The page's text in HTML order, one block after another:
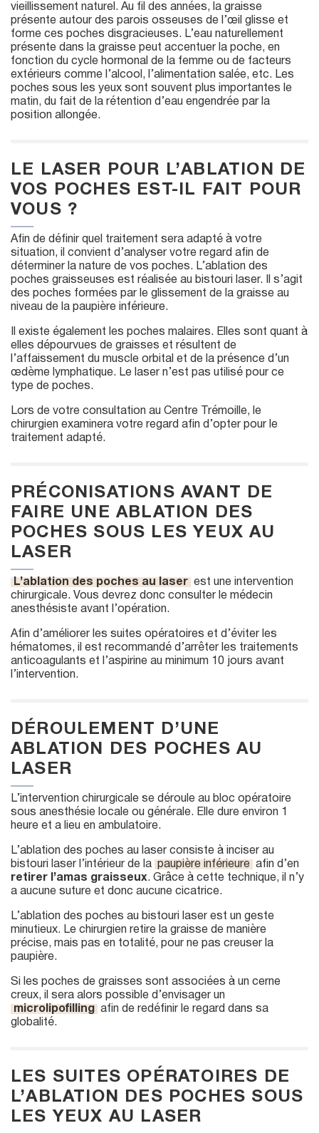
vieillissement naturel. Au fil des années, la graisse
présente autour des parois osseuses de l’œil glisse et
forme ces poches disgracieuses. L’eau naturellement
présente dans la graisse peut accentuer la poche, en
fonction du cycle hormonal de la femme ou de facteurs
extérieurs comme l’alcool, l’alimentation salée, etc. Les
poches sous les yeux sont souvent plus importantes le
matin, du fait de la rétention d’eau engendrée par la
position allongée.
LE LASER POUR L’ABLATION DE
VOS POCHES EST-IL FAIT POUR
VOUS ?
Afin de définir quel traitement sera adapté à votre
situation, il convient d’analyser votre regard afin de
déterminer la nature de vos poches. L’ablation des
poches graisseuses est réalisée au bistouri laser. Il s’agit
des poches formées par le glissement de la graisse au
niveau de la paupière inférieure.
Il existe également les poches malaires. Elles sont quant à
elles dépourvues de graisses et résultent de
l’affaissement du muscle orbital et de la présence d’un
œdème lymphatique. Le laser n’est pas utilisé pour ce
type de poches.
Lors de votre consultation au Centre Trémoille, le
chirurgien examinera votre regard afin d’opter pour le
traitement adapté.
PRÉCONISATIONS AVANT DE
FAIRE UNE ABLATION DES
POCHES SOUS LES YEUX AU
LASER
L’ablation des poches au laser est une intervention
chirurgicale. Vous devrez donc consulter le médecin
anesthésiste avant l’opération.
Afin d’améliorer les suites opératoires et d’éviter les
hématomes, il est recommandé d’arrêter les traitements
anticoagulants et l’aspirine au minimum 10 jours avant
l’intervention.
DÉROULEMENT D’UNE
ABLATION DES POCHES AU
LASER
L’intervention chirurgicale se déroule au bloc opératoire
sous anesthésie locale ou générale. Elle dure environ 1
heure et a lieu en ambulatoire.
L’ablation des poches au laser consiste à inciser au
bistouri laser l’intérieur de la
paupière inférieure afin d’en
retirer l’amas graisseux. Grâce à cette technique, il n’y
a aucune suture et donc aucune cicatrice.
L’ablation des poches au bistouri laser est un geste
minutieux. Le chirurgien retire la graisse de manière
précise, mais pas en totalité, pour ne pas creuser la
paupière.
Si les poches de graisses sont associées à un cerne
creux, il sera alors possible d’envisager un
microlipofilling
afin de redéfinir le regard dans sa
globalité.
LES SUITES OPÉRATOIRES DE
L’ABLATION DES POCHES SOUS
LES YEUX AU LASER